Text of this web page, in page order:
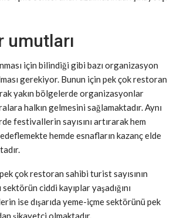
umutları
için bilindiği gibi bazı organizasyon
gerekiyor. Bunun için pek çok restoran
yakın bölgelerde organizasyonlar
halkın gelmesini sağlamaktadır. Aynı
festivallerin sayısını artırarak hem
hemde esnafların kazanç elde
çok restoran sahibi turist sayısının
ciddi kayıplar yaşadığını
ise dışarıda yeme-içme sektörünü pek
şikayetçi olmaktadır.